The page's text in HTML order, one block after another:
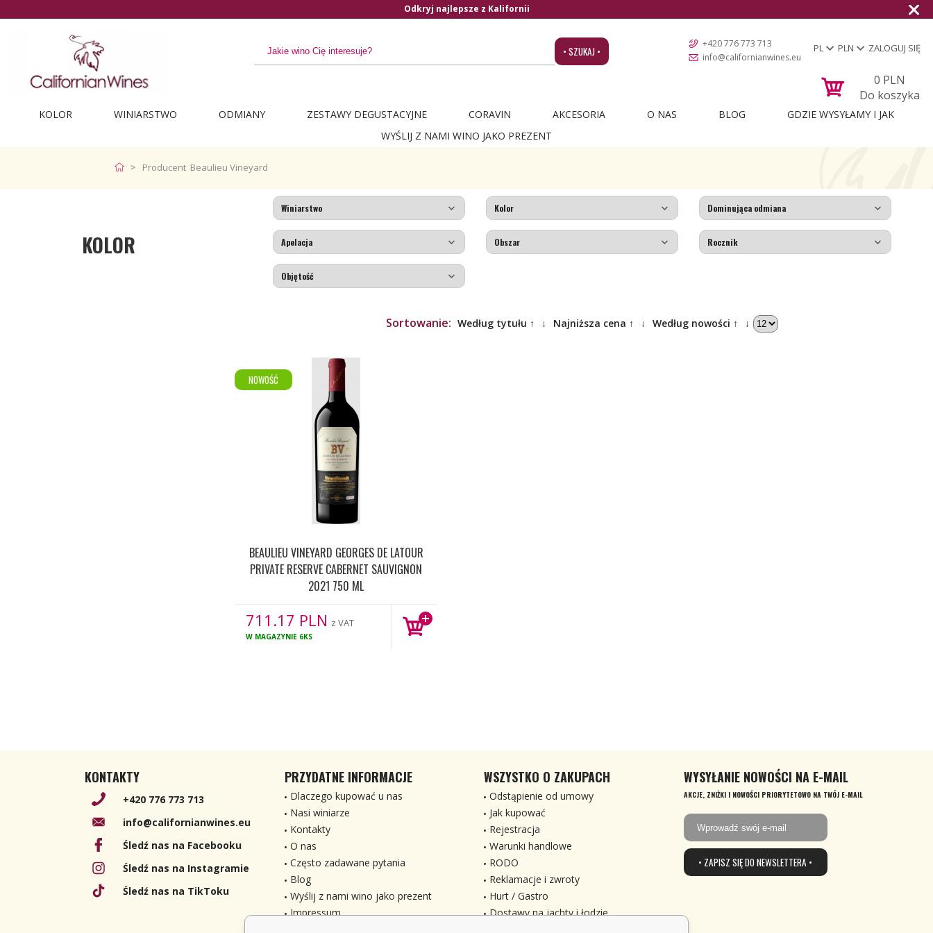
Odkryj najlepsze z Kalifornii
• SZUKAJ •
+420 776 773 713
info@californianwines.eu
PL PLN ZALOGUJ SIĘ
0 PLN
Do koszyka
KOLOR WINIARSTWO ODMIANY ZESTAWY DEGUSTACYJNE CORAVIN AKCESORIA O NAS BLOG
GDZIE WYSYŁAMY I JAK
WYŚLIJ Z NAMI WINO JAKO PREZENT
Producent Beaulieu Vineyard
KOLOR
Sortowanie: Według tytułu ↑ ↓ Najniższa cena ↑ ↓ Według nowości ↑ ↓
NOWOŚĆ
BEAULIEU VINEYARD GEORGES DE LATOUR
PRIVATE RESERVE CABERNET SAUVIGNON
2021 750 ML
711.17 PLN z VAT
W MAGAZYNIE 6KS
KONTAKTY
+420 776 773 713
info@californianwines.eu
Śledź nas na Facebooku
Śledź nas na Instagramie
Śledź nas na TikToku
PRZYDATNE INFORMACJE
Dlaczego kupować u nas
Nasi winiarze
Kontakty
O nas
Często zadawane pytania
Blog
Wyślij z nami wino jako prezent
Impressum
WSZYSTKO O ZAKUPACH
Odstąpienie od umowy
Jak kupować
Rejestracja
Warunki handlowe
RODO
Reklamacje i zwroty
Hurt / Gastro
Dostawy na jachty i łodzie
WYSYŁANIE NOWOŚCI NA E-MAIL
AKCJE, ZNIŻKI I NOWOŚCI PRIORYTETOWO NA TWÓJ E-MAIL
• ZAPISZ SIĘ DO NEWSLETTERA •